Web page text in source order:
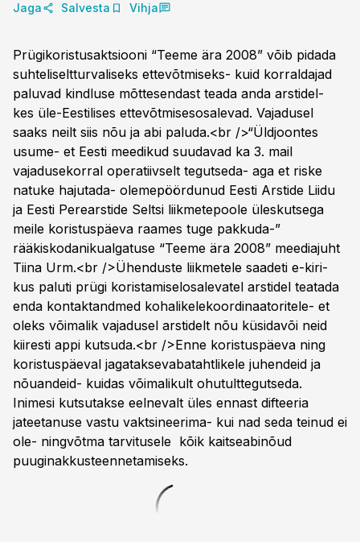
Jaga Salvesta Vihja
Prügikoristusaktsiooni “Teeme ära 2008” võib pidada
suhteliseltturvaliseks ettevõtmiseks- kuid korraldajad
paluvad kindluse mõttesendast teada anda arstidel-
kes üle-Eestilises ettevõtmisesosalevad. Vajadusel
saaks neilt siis nõu ja abi paluda.<br />“Üldjoontes
usume- et Eesti meedikud suudavad ka 3. mail
vajadusekorral operatiivselt tegutseda- aga et riske
natuke hajutada- olemepöördunud Eesti Arstide Liidu
ja Eesti Perearstide Seltsi liikmetepoole üleskutsega
meile koristuspäeva raames tuge pakkuda-”
rääkiskodanikualgatuse “Teeme ära 2008” meediajuht
Tiina Urm.<br />Ühenduste liikmetele saadeti e-kiri-
kus paluti prügi koristamiselosalevatel arstidel teatada
enda kontaktandmed kohalikelekoordinaatoritele- et
oleks võimalik vajadusel arstidelt nõu küsidavõi neid
kiiresti appi kutsuda.<br />Enne koristuspäeva ning
koristuspäeval jagataksevabatahtlikele juhendeid ja
nõuandeid- kuidas võimalikult ohutulttegutseda.
Inimesi kutsutakse eelnevalt üles ennast difteeria
jateetanuse vastu vaktsineerima- kui nad seda teinud ei
ole- ningvõtma tarvitusele kõik kaitseabinõud
puuginakkusteennetamiseks.